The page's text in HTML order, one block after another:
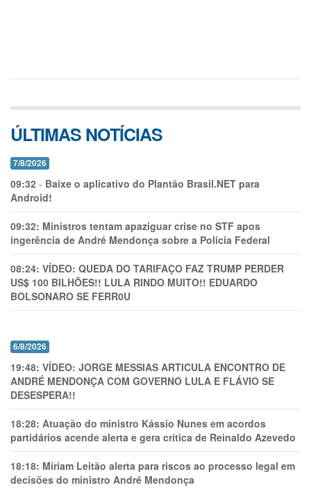
ÚLTIMAS NOTÍCIAS
7/8/2026
09:32 - Baixe o aplicativo do Plantão Brasil.NET para
Android!
09:32: Ministros tentam apaziguar crise no STF apos
ingerência de André Mendonça sobre a Polícia Federal
08:24: VÍDEO: QUEDA DO TARIFAÇO FAZ TRUMP PERDER
US$ 100 BILHÕES!! LULA RINDO MUITO!! EDUARDO
BOLSONARO SE FERR0U
6/8/2026
19:48: VÍDEO: JORGE MESSIAS ARTICULA ENCONTRO DE
ANDRÉ MENDONÇA COM GOVERNO LULA E FLÁVIO SE
DESESPERA!!
18:28: Atuação do ministro Kássio Nunes em acordos
partidários acende alerta e gera crítica de Reinaldo Azevedo
18:18: Míriam Leitão alerta para riscos ao processo legal em
decisões do ministro André Mendonça